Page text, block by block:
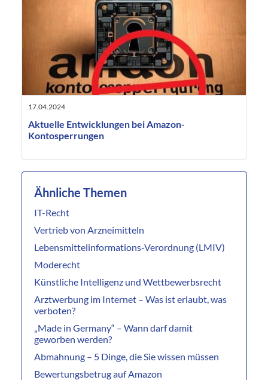
17.04.2024
Aktuelle Entwicklungen bei Amazon-
Kontosperrungen
Ähnliche Themen
IT-Recht
Vertrieb von Arzneimitteln
Lebensmittelinformations-Verordnung (LMIV)
Moderecht
Künstliche Intelligenz und Wettbewerbsrecht
Arztwerbung im Internet – Was ist erlaubt, was
verboten?
„Made in Germany“ – Wann darf damit
geworben werden?
Abmahnung – 5 Dinge, die Sie wissen müssen
Bewertungsbetrug auf Amazon